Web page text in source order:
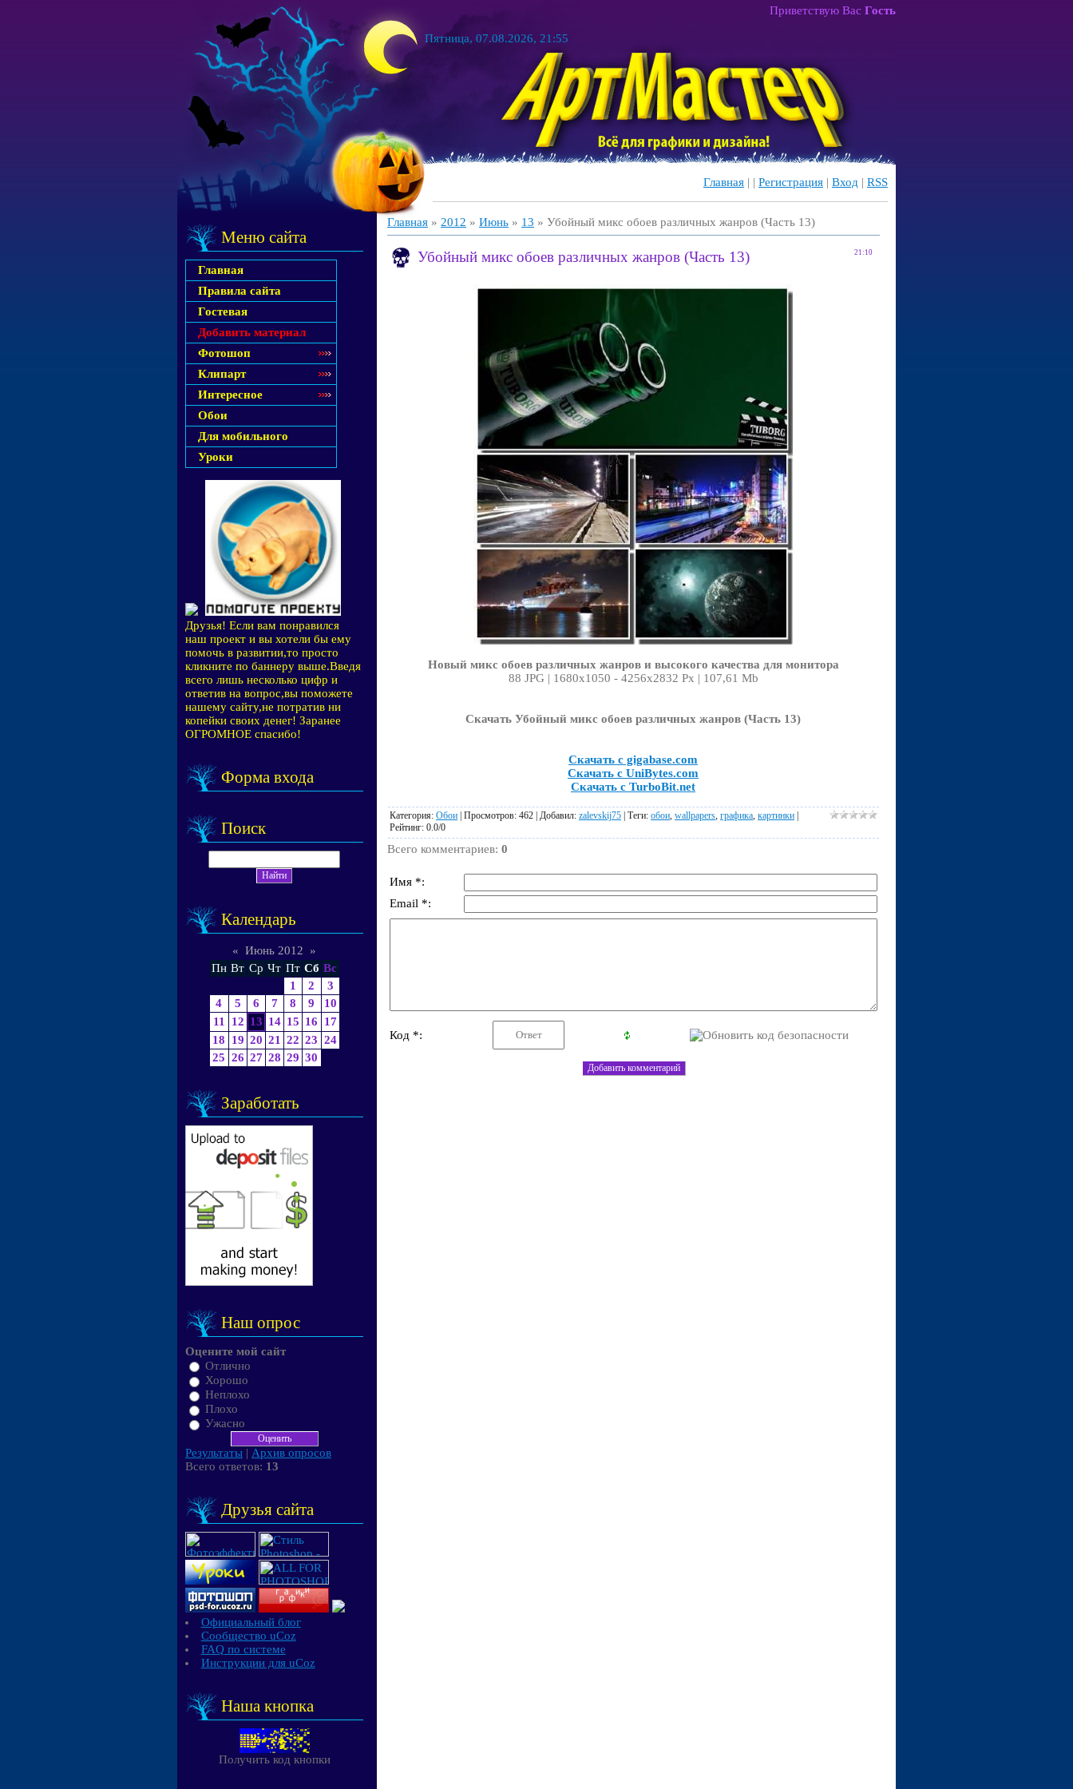
Пятница, 07.08.2026, 21:55
Приветствую Вас Гость
Главная | | Регистрация | Вход | RSS
Меню сайта
Главная
Правила сайта
Гостевая
Добавить материал
Фотошоп
Клипарт
Интересное
Обои
Для мобильного
Уроки
Друзья! Если вам понравился
наш проект и вы хотели бы ему
помочь в развитии,то просто
кликните по баннеру выше.Введя
всего лишь несколько цифр и
ответив на вопрос,вы поможете
нашему сайту,не потратив ни
копейки своих денег! Заранее
ОГРОМНОЕ спасибо!
Форма входа
Поиск
Календарь
« Июнь 2012
»
Пн Вт Ср Чт Пт Сб Вс
1
2
3
4
5 6 7 8 9
10
11
12 13 14 15 16
17
18
19 20 21 22 23 24
25 26 27 28 29 30
Заработать
Наш опрос
Оцените мой сайт
Отлично
Хорошо
Неплохо
Плохо
Ужасно
Результаты | Архив опросов
Всего ответов: 13
Друзья сайта
Официальный блог
Сообщество uCoz
FAQ по системе
Инструкции для uCoz
Наша кнопка
Получить код кнопки
Главная » 2012 » Июнь » 13 » Убойный микс обоев различных жанров (Часть 13)
21:10
Убойный микс обоев различных жанров (Часть 13)
Новый микс обоев различных жанров и высокого качества для монитора
88 JPG | 1680х1050 - 4256х2832 Px | 107,61 Mb
Скачать Убойный микс обоев различных жанров (Часть 13)
Скачать с gigabase.com
Скачать с UniBytes.com
Скачать с TurboBit.net
Категория: Обои | Просмотров: 462 | Добавил: zalevskij75 | Теги: обои wallpapers графика картинки |
Рейтинг: 0.0/0
Всего комментариев: 0
Имя *:
Email *:
Код *: